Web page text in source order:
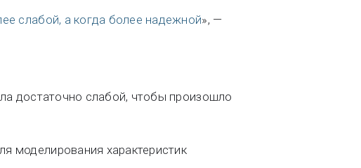
слабой, а когда более надежной», —
достаточно слабой, чтобы произошло
моделирования характеристик